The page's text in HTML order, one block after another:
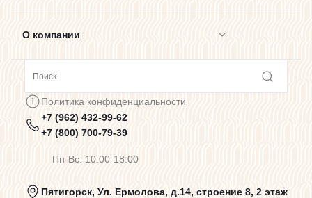
О компании
Предупреждения о цветопередаче
Политика конфиденциальности
Политика конфиденциальности
+7 (962) 432-99-62
+7 (800) 700-79-39
Пн-Вс: 10:00-18:00
Пятигорск, Ул. Ермолова, д.14, строение 8, 2 этаж